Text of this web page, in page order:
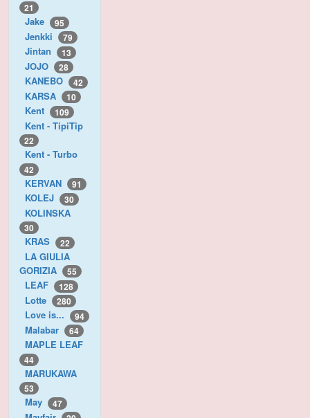
21
Jake 95
Jenkki 79
Jintan 13
JOJO 28
KANEBO 42
KARSA 10
Kent 109
Kent - TipiTip
22
Kent - Turbo
42
KERVAN 91
KOLEJ 30
KOLINSKA
30
KRAS 22
LA GIULIA
GORIZIA
55
LEAF 128
Lotte 280
Love is... 94
Malabar 64
MAPLE LEAF
44
MARUKAWA
53
May 47